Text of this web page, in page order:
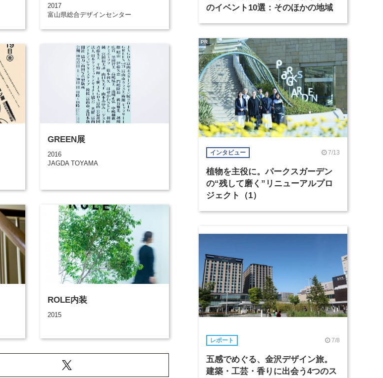
2017
富山県総合デザインセンター
GREEN展
2016
JAGDA TOYAMA
ROLE内装
2015
のイベント10選：そのほかの地域
インタビュー 7/13
植物を主役に。パークスガーデン
の“残して磨く”リニューアルプロ
ジェクト（1）
PR
レポート 7/8
五感でめぐる、金沢デザイン旅。
建築・工芸・香りに出会う4つのス